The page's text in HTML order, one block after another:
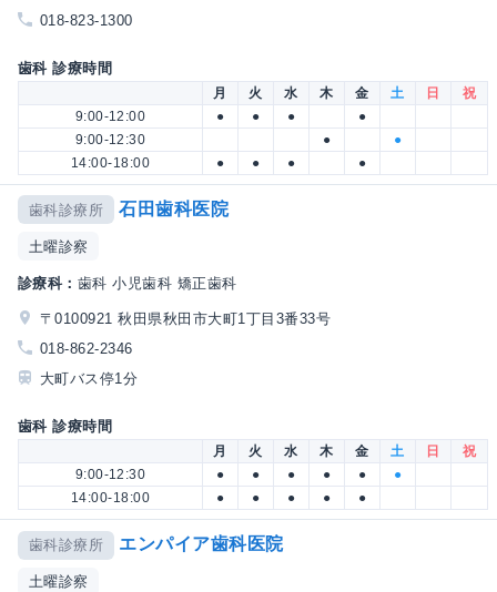
018-823-1300
歯科 診療時間
月 火 水 木 金 土 日
祝
9:00-12:00
● ● ●
●
9:00-12:30
●
●
14:00-18:00
● ● ● ●
歯科診療所 石田歯科医院
土曜診察
診療科： 歯科 小児歯科 矯正歯科
〒0100921 秋田県秋田市大町1丁目3番33号
018-862-2346
大町バス停1分
歯科 診療時間
月 火 水 木 金 土 日
祝
9:00-12:30
● ● ● ● ●
●
14:00-18:00
● ● ● ● ●
歯科診療所 エンパイア歯科医院
土曜診察